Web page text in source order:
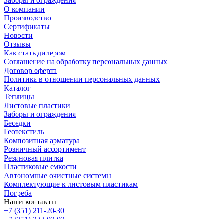
О компании
Производство
Сертификаты
Новости
Отзывы
Как стать дилером
Соглашение на обработку персональных данных
Договор оферта
Политика в отношении персональных данных
Каталог
Теплицы
Листовые пластики
Заборы и ограждения
Беседки
Геотекстиль
Композитная арматура
Розничный ассортимент
Резиновая плитка
Пластиковые емкости
Автономные очистные системы
Комплектующие к листовым пластикам
Погреба
Наши контакты
+7 (351) 211-20-30